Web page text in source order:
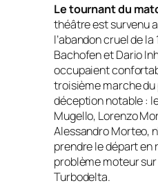
Le tournant du
théâtre est survenu
l’abandon cruel de
Bachofen et Dario
occupaient
troisième marche
déception notable :
Mugello, Lorenzo
Alessandro Morteo,
prendre le départ en
problème moteur
Turbodelta.